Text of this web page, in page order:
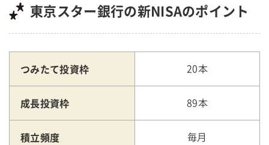
東京スター銀行の新NISAのポイント
つみたて投資枠 20本
成長投資枠 89本
積立頻度 毎月